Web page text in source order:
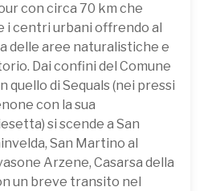
con circa 70 km che
i centri urbani offrendo al
delle aree naturalistiche e
Dai confini del Comune
quello di Sequals (nei pressi
con la sua
si scende a San
San Martino al
Arzene, Casarsa della
un breve transito nel